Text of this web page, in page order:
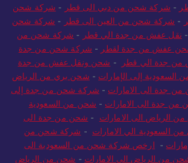
- شركة شحن من دبي الى قطر - شركة شحن
- شركة شحن من العين الى قطر - شركة شحن
- نقل عفش من جدة الي قطر - شركة شحن من
عفش من جدة لقطر - شركة شحن من جدة
جدة الي قطر - شحن ونقل عفش من جدة
إلى الإمارات - شحن بري من الرياض
جدة الى الامارات - شركة شحن من جدة إلى
من جدة الى الامارات - شحن من السعودية
الرياض الى الامارات - شحن من جدة الى
السعودية الي الامارات - شركة شحن من
- ارخص شركة شحن من السعودية الى
من الرياض الي الامارات - شحن من الرياض